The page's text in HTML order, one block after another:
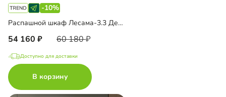
-10%
Распашной шкаф Лесама-3.3 Декор 2 с зеркалом
54 160 60 180
Доступно для доставки
В корзину